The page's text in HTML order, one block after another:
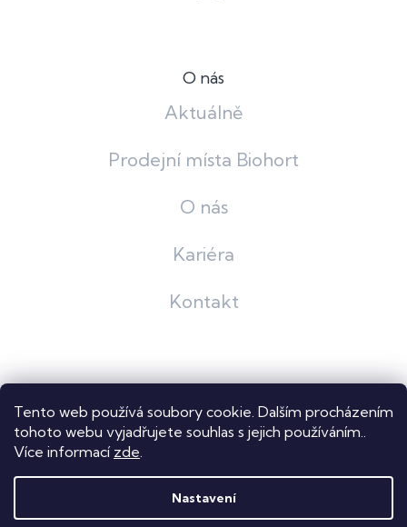
Tento web používá soubory cookie. Dalším procházením
tohoto webu vyjadřujete souhlas s jejich používáním..
Více informací zde.
Nastavení
O nás
Aktuálně
Prodejní místa Biohort
O nás
Kariéra
Kontakt
Shoptet
Copyright 2026Dastech s.r.o.. Všechna práva vyhrazena.
Upravit nastavení cookies